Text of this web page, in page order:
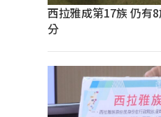
西拉雅成第17族 仍有
分